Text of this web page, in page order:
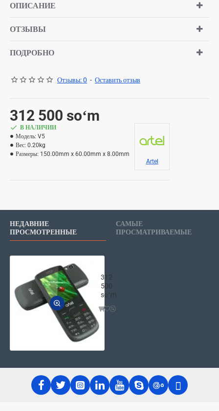
ОПИСАНИЕ
ОТЗЫВЫ
ПОДРОБНО
Отзывы: 0 - Оставить отзыв
312 500 soʻm
В НАЛИЧИИ
Модель: V5
Вес: 0.20kg
Размеры: 150.00mm x 60.00mm x 8.00mm
Artel
НЕДАВНИЕ
ПРОСМОТРЕННЫЕ
САМЫЕ
ПРОСМАТРИВАЕМЫЕ
312
500
soʻm